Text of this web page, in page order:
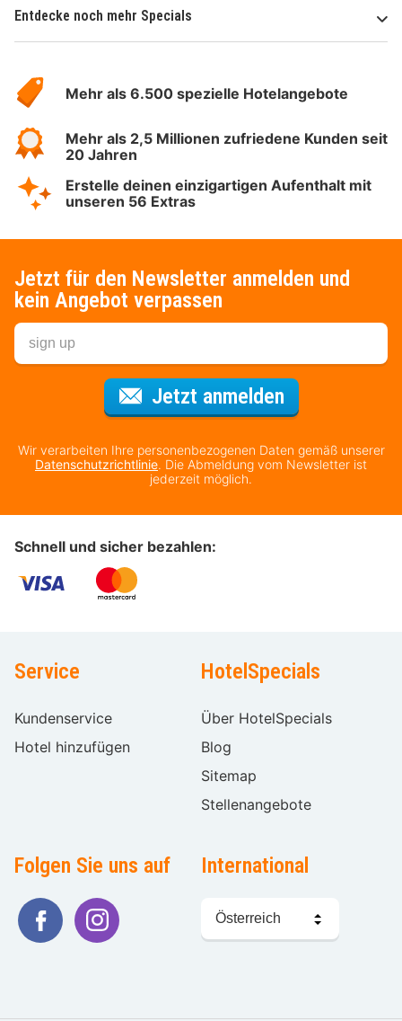
Entdecke noch mehr Specials
Hotelspecials
Mehr als 6.500 spezielle Hotelangebote
Mehr als 2,5 Millionen zufriedene Kunden seit
20 Jahren
Erstelle deinen einzigartigen Aufenthalt mit
unseren 56 Extras
Jetzt für den Newsletter anmelden und
kein Angebot verpassen
Jetzt anmeldenFür den
Wir verarbeiten Ihre personenbezogenen Daten gemäß unserer
Datenschutzrichtlinie. Die Abmeldung vom Newsletter ist
jederzeit möglich.
Schnell und sicher bezahlen:
Service
Kundenservice
Hotel hinzufügen
HotelSpecials
Über HotelSpecials
Blog
Sitemap
Stellenangebote
Folgen Sie uns auf International
Sprache
wählen